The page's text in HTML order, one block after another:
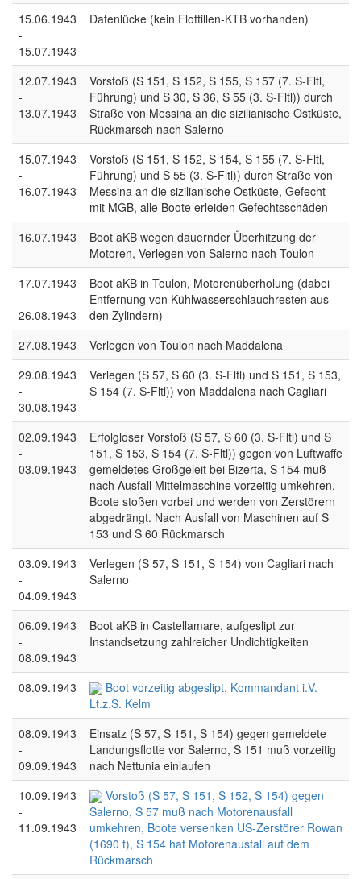
15.06.1943
-
15.07.1943
Datenlücke (kein Flottillen-KTB vorhanden)
12.07.1943
-
13.07.1943
Vorstoß (S 151, S 152, S 155, S 157 (7. S-Fltl,
Führung) und S 30, S 36, S 55 (3. S-Fltl)) durch
Straße von Messina an die sizilianische Ostküste,
Rückmarsch nach Salerno
15.07.1943
-
16.07.1943
Vorstoß (S 151, S 152, S 154, S 155 (7. S-Fltl,
Führung) und S 55 (3. S-Fltl)) durch Straße von
Messina an die sizilianische Ostküste, Gefecht
mit MGB, alle Boote erleiden Gefechtsschäden
16.07.1943
Boot aKB wegen dauernder Überhitzung der
Motoren, Verlegen von Salerno nach Toulon
17.07.1943
-
26.08.1943
Boot aKB in Toulon, Motorenüberholung (dabei
Entfernung von Kühlwasserschlauchresten aus
den Zylindern)
27.08.1943
Verlegen von Toulon nach Maddalena
29.08.1943
-
30.08.1943
Verlegen (S 57, S 60 (3. S-Fltl) und S 151, S 153,
S 154 (7. S-Fltl)) von Maddalena nach Cagliari
02.09.1943
-
03.09.1943
Erfolgloser Vorstoß (S 57, S 60 (3. S-Fltl) und S
151, S 153, S 154 (7. S-Fltl)) gegen von Luftwaffe
gemeldetes Großgeleit bei Bizerta, S 154 muß
nach Ausfall Mittelmaschine vorzeitig umkehren.
Boote stoßen vorbei und werden von Zerstörern
abgedrängt. Nach Ausfall von Maschinen auf S
153 und S 60 Rückmarsch
03.09.1943
-
04.09.1943
Verlegen (S 57, S 151, S 154) von Cagliari nach
Salerno
06.09.1943
-
08.09.1943
Boot aKB in Castellamare, aufgeslipt zur
Instandsetzung zahlreicher Undichtigkeiten
08.09.1943
Boot vorzeitig abgeslipt, Kommandant i.V.
Lt.z.S. Kelm
08.09.1943
-
09.09.1943
Einsatz (S 57, S 151, S 154) gegen gemeldete
Landungsflotte vor Salerno, S 151 muß vorzeitig
nach Nettunia einlaufen
10.09.1943
-
11.09.1943
Vorstoß (S 57, S 151, S 152, S 154) gegen
Salerno, S 57 muß nach Motorenausfall
umkehren, Boote versenken US-Zerstörer Rowan
(1690 t), S 154 hat Motorenausfall auf dem
Rückmarsch